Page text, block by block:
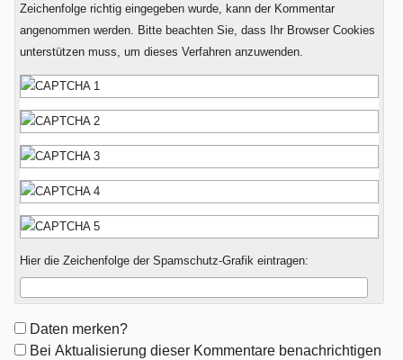
Zeichenfolge richtig eingegeben wurde, kann der Kommentar
angenommen werden. Bitte beachten Sie, dass Ihr Browser Cookies
unterstützen muss, um dieses Verfahren anzuwenden.
Hier die Zeichenfolge der Spamschutz-Grafik eintragen:
Formular-
Optionen
Daten merken?
Bei Aktualisierung dieser Kommentare benachrichtigen